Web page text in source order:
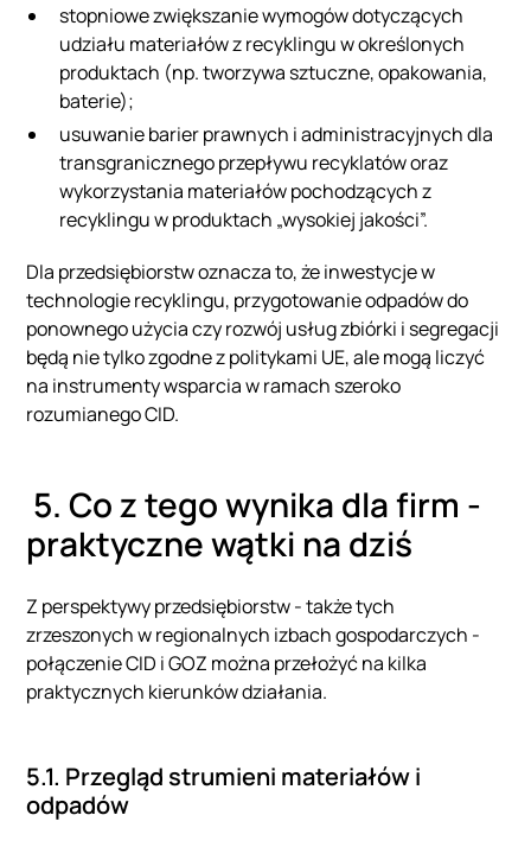
stopniowe zwiększanie wymogów dotyczących
udziału materiałów z recyklingu w określonych
produktach (np. tworzywa sztuczne, opakowania,
baterie);
usuwanie barier prawnych i administracyjnych dla
transgranicznego przepływu recyklatów oraz
wykorzystania materiałów pochodzących z
recyklingu w produktach „wysokiej jakości”.
Dla przedsiębiorstw oznacza to, że inwestycje w
technologie recyklingu, przygotowanie odpadów do
ponownego użycia czy rozwój usług zbiórki i segregacji
będą nie tylko zgodne z politykami UE, ale mogą liczyć
na instrumenty wsparcia w ramach szeroko
rozumianego CID.
5. Co z tego wynika dla firm -
praktyczne wątki na dziś
Z perspektywy przedsiębiorstw - także tych
zrzeszonych w regionalnych izbach gospodarczych -
połączenie CID i GOZ można przełożyć na kilka
praktycznych kierunków działania.
5.1. Przegląd strumieni materiałów i
odpadów